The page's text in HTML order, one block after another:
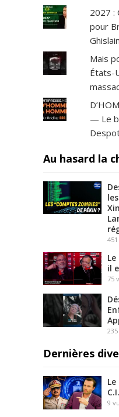
2027 :
pour
Mais
États-
— Le
Au hasard la
451
il
75
235
Dernières
9